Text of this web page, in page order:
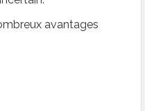
avantages